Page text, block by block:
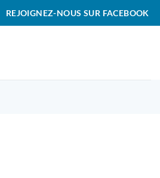
REJOIGNEZ-NOUS SUR FACEBOOK